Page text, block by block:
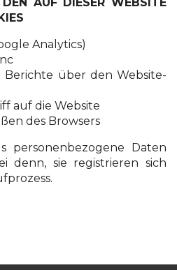
Analytics)
Berichte über den Website-
auf die Website
des Browsers
personenbezogene Daten
denn, sie registrieren sich